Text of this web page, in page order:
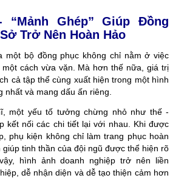
“Mảnh Ghép” Giúp Đồng
Trở Nên Hoàn Hảo
một bộ đồng phục không chỉ nằm ở việc
cách vừa vặn. Mà hơn thế nữa, giá trị
cả tập thể cùng xuất hiện trong một hình
nhất và mang dấu ấn riêng.
một yếu tố tưởng chừng nhỏ như thế -
kết nối các chi tiết lại với nhau. Khi được
phụ kiện không chỉ làm trang phục hoàn
tinh thần của đội ngũ được thể hiện rõ
hình ảnh doanh nghiệp trở nên liền
dễ nhận diện và dễ tạo thiện cảm hơn